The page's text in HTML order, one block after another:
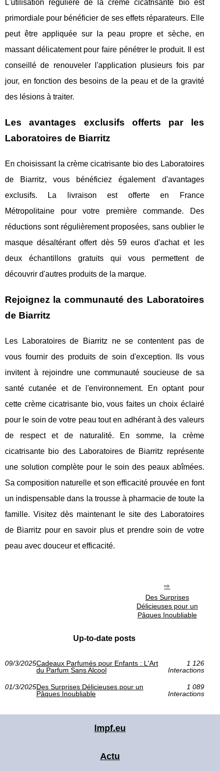
L'utilisation régulière de la crème cicatrisante bio est
primordiale pour bénéficier de ses effets réparateurs. Elle
peut être appliquée sur la peau propre et sèche, en
massant délicatement pour faire pénétrer le produit. Il est
conseillé de renouveler l'application plusieurs fois par
jour, en fonction des besoins de la peau et de la gravité
des lésions à traiter.
Les avantages exclusifs offerts par les
Laboratoires de Biarritz
En choisissant la crème cicatrisante bio des Laboratoires
de Biarritz, vous bénéficiez également d'avantages
exclusifs. La livraison est offerte en France
Métropolitaine pour votre première commande. Des
réductions sont régulièrement proposées, sans oublier le
masque désaltérant offert dès 59 euros d'achat et les
deux échantillons gratuits qui vous permettent de
découvrir d'autres produits de la marque.
Rejoignez la communauté des Laboratoires
de Biarritz
Les Laboratoires de Biarritz ne se contentent pas de
vous fournir des produits de soin d'exception. Ils vous
invitent à rejoindre une communauté soucieuse de sa
santé cutanée et de l'environnement. En optant pour
cette crème cicatrisante bio, vous faites un choix éclairé
pour le soin de votre peau tout en adhérant à des valeurs
de respect et de naturalité. En somme, la crème
cicatrisante bio des Laboratoires de Biarritz représente
une solution complète pour le soin des peaux abîmées.
Sa composition naturelle et son efficacité prouvée en font
un indispensable dans la trousse à pharmacie de toute la
famille. Visitez dès maintenant le site des Laboratoires
de Biarritz pour en savoir plus et prendre soin de votre
peau avec douceur et efficacité.
Des Surprises
Délicieuses pour un
Pâques Inoubliable
Up-to-date posts
09/3/2025Cadeaux Parfumés pour Enfants : L'Art
du Parfum Sans Alcool
1 126
Interactions
01/3/2025Des Surprises Délicieuses pour un
Pâques Inoubliable
1 089
Interactions
lmpf.eu
Actu